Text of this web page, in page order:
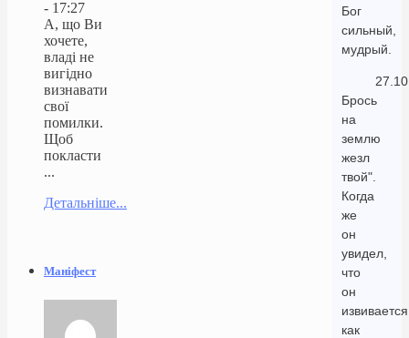
Бог
сильный,
мудрый.
27.10
Брось
на
землю
жезл
твой".
Когда
же
он
увидел,
что
он
извивается
как
- 17:27
А, що Ви
хочете,
владі не
вигідно
визнавати
свої
помилки.
Щоб
покласти
...
Детальніше...
Маніфест